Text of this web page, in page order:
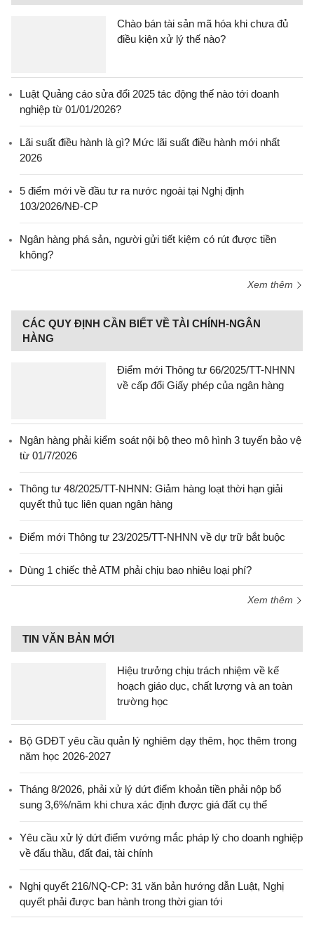
Chào bán tài sản mã hóa khi chưa đủ
điều kiện xử lý thế nào?
Luật Quảng cáo sửa đổi 2025 tác động thế nào tới doanh
nghiệp từ 01/01/2026?
Lãi suất điều hành là gì? Mức lãi suất điều hành mới nhất
2026
5 điểm mới về đầu tư ra nước ngoài tại Nghị định
103/2026/NĐ-CP
Ngân hàng phá sản, người gửi tiết kiệm có rút được tiền
không?
Xem thêm
CÁC QUY ĐỊNH CẦN BIẾT VỀ TÀI CHÍNH-NGÂN
HÀNG
Điểm mới Thông tư 66/2025/TT-NHNN
về cấp đổi Giấy phép của ngân hàng
Ngân hàng phải kiểm soát nội bộ theo mô hình 3 tuyến bảo vệ
từ 01/7/2026
Thông tư 48/2025/TT-NHNN: Giảm hàng loạt thời hạn giải
quyết thủ tục liên quan ngân hàng
Điểm mới Thông tư 23/2025/TT-NHNN về dự trữ bắt buộc
Dùng 1 chiếc thẻ ATM phải chịu bao nhiêu loại phí?
Xem thêm
TIN VĂN BẢN MỚI
Hiệu trưởng chịu trách nhiệm về kế
hoạch giáo dục, chất lượng và an toàn
trường học
Bộ GDĐT yêu cầu quản lý nghiêm dạy thêm, học thêm trong
năm học 2026-2027
Tháng 8/2026, phải xử lý dứt điểm khoản tiền phải nộp bổ
sung 3,6%/năm khi chưa xác định được giá đất cụ thể
Yêu cầu xử lý dứt điểm vướng mắc pháp lý cho doanh nghiệp
về đấu thầu, đất đai, tài chính
Nghị quyết 216/NQ-CP: 31 văn bản hướng dẫn Luật, Nghị
quyết phải được ban hành trong thời gian tới